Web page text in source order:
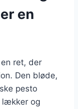
en
ret, der
Den bløde,
pesto
lækker og